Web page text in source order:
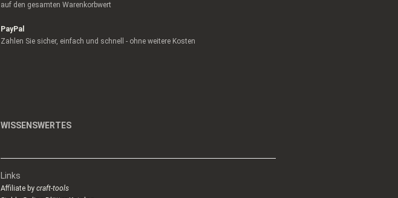
auf den gesamten Warenkorbwert
PayPal
Zahlen Sie sicher, einfach und schnell - ohne weitere Kosten
WISSENSWERTES
Links
Affiliate by craft-tools